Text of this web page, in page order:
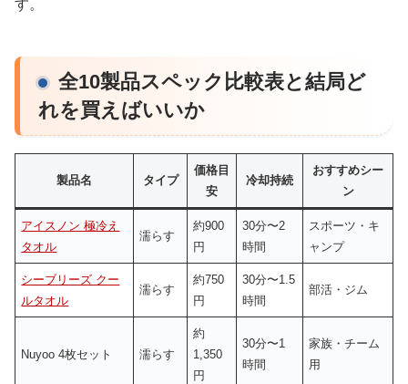
す。
全10製品スペック比較表と結局ど
れを買えばいいか
製品名 タイプ
価格目
安
冷却持続
おすすめシー
ン
アイスノン 極冷え
タオル
濡らす
約900
円
30分〜2
時間
スポーツ・キ
ャンプ
シーブリーズ クー
ルタオル
濡らす
約750
円
30分〜1.5
時間
部活・ジム
Nuyoo 4枚セット 濡らす
約
1,350
円
30分〜1
時間
家族・チーム
用